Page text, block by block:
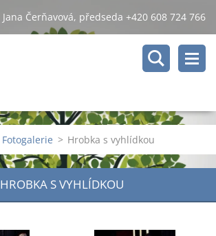
Jana Čerňavová, předseda +420 608 724 766
Fotogalerie > Hrobka s vyhlídkou
HROBKA S VYHLÍDKOU